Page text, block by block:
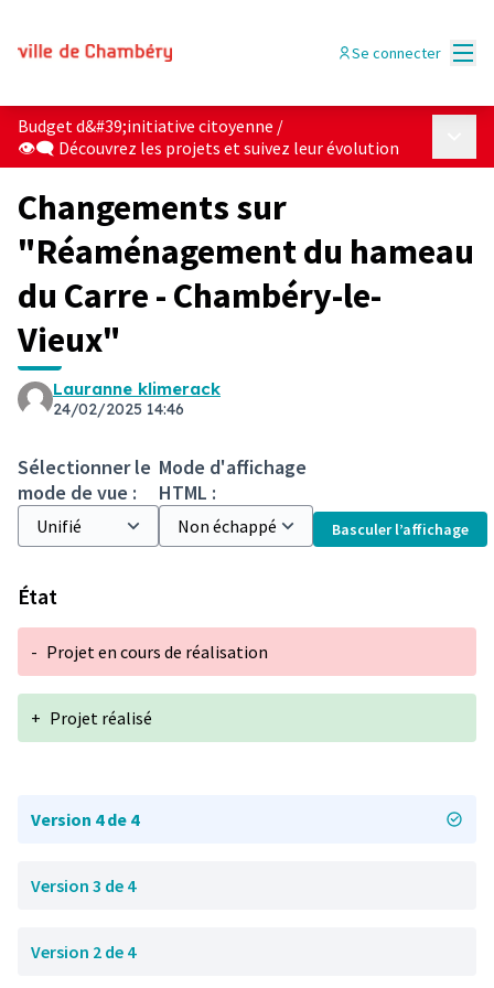
Se connecter
Budget d&#39;initiative citoyenne /
👁‍🗨 Découvrez les projets et suivez leur évolution
Changements sur
"Réaménagement du hameau
du Carre - Chambéry-le-
Vieux"
Lauranne klimerack
24/02/2025 14:46
Sélectionner le
mode de vue :
Mode d'affichage
HTML :
Basculer l’affichage
État
- Projet en cours de réalisation
+ Projet réalisé
Version 4 de 4
Version 3 de 4
Version 2 de 4